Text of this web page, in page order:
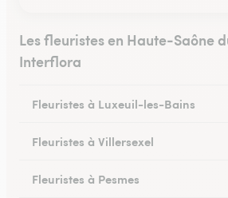
Les fleuristes en Haute-Saône
Interflora
Fleuristes à Luxeuil-les-Bains
Fleuristes à Villersexel
Fleuristes à Pesmes